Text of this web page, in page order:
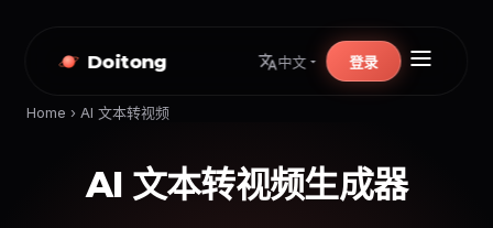
Doitong 中文 登录
Home › AI 文本转视频
AI 文本转视频生成器